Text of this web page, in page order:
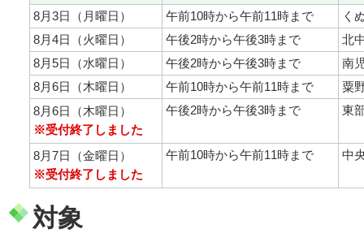
8月3日（月曜日）
午前10時から午前11時まで
く
8月4日（火曜日）
午後2時から午後3時まで
北
8月5日（水曜日）
午後2時から午後3時まで
南
8月6日（木曜日）
午前10時から午前11時まで
粟
8月6日（木曜日）
※受付終了しました
午後2時から午後3時まで 東
8月7日（金曜日）
※受付終了しました
午前10時から午前11時まで 中
対象